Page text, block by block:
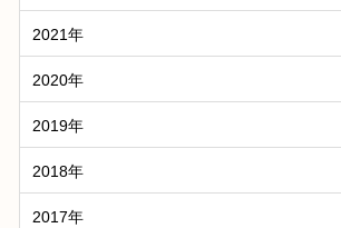
2021年
2020年
2019年
2018年
2017年